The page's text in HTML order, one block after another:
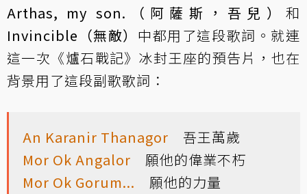
Arthas, my son.（阿薩斯，吾兒） 和
Invincible（無敵） 中都用了這段歌詞。就連
這一次《爐石戰記》冰封王座的預告片，也在
背景用了這段副歌歌詞：
An Karanir Thanagor 吾王萬歲
Mor Ok Angalor 願他的偉業不朽
Mor Ok Gorum... 願他的力量